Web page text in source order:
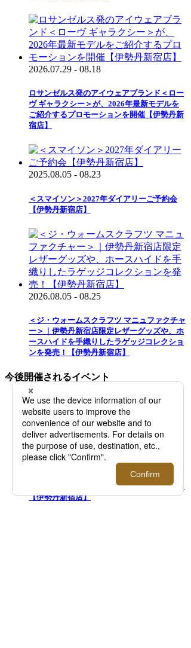
2026.07.29 - 08.18
ロサンゼルス発のアイウェアブランド＜ロー
ヴ ギャラクシー＞が、2026年最新モデルを
ご紹介するプロモーションを開催【伊勢丹新
宿店】
2025.08.05 - 08.23
＜スマイソン＞2027年ダイアリーご予約会
【伊勢丹新宿店】
2026.08.05 - 08.25
＜ジ・ウォームスクラフツ マニュファクチャ
ー＞｜伊勢丹新宿店限定レザーグッズや、ホ
ースハイドを手織りしたラゲッジコレクショ
ンを発売！【伊勢丹新宿店】
今後開催されるイベント
2026.08.12 - 08.25
イタリア発のウォッチブランド＜ウニマティ
ック＞がメンズ館1Fでポップアップを開催！
【伊勢丹新宿店】